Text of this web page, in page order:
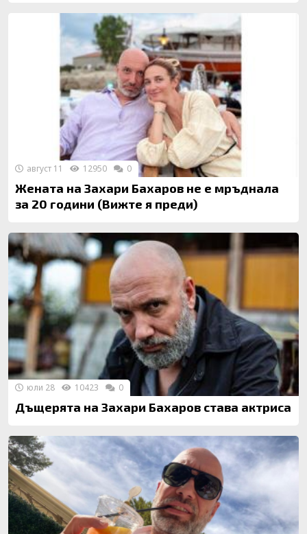
Жената на Захари Бахаров не е мръднала
за 20 години (Вижте я преди)
август 11 12950 0
Дъщерята на Захари Бахаров става актриса
юли 28 10423 0